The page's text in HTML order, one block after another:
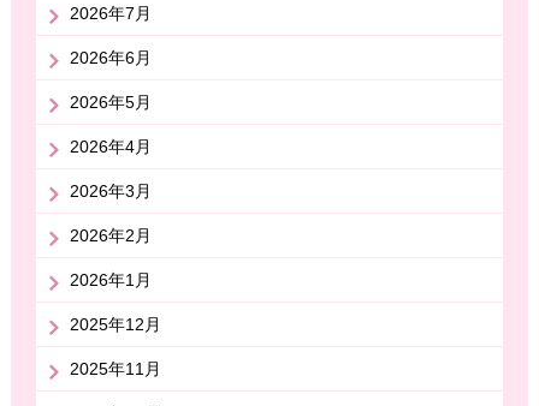
2026年7月
2026年6月
2026年5月
2026年4月
2026年3月
2026年2月
2026年1月
2025年12月
2025年11月